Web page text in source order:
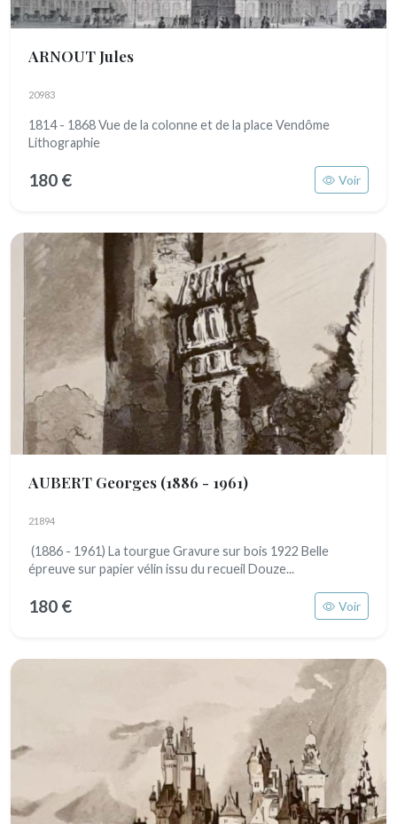
ARNOUT Jules
20983
1814 - 1868 Vue de la colonne et de la place Vendôme
Lithographie
180 € Voir
AUBERT Georges (1886 - 1961)
21894
(1886 - 1961) La tourgue Gravure sur bois 1922 Belle
épreuve sur papier vélin issu du recueil Douze...
180 € Voir